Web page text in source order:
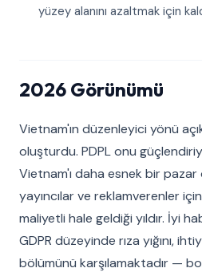
yüzey alanını azaltmak için
2026 Görünümü
Vietnam'ın düzenleyici yönü
oluşturdu. PDPL onu
Vietnam'ı daha esnek bir
yayıncılar ve reklamverenler
maliyetli hale geldiği yıldır. İyi
GDPR düzeyinde rıza yığını,
bölümünü karşılamaktadır —